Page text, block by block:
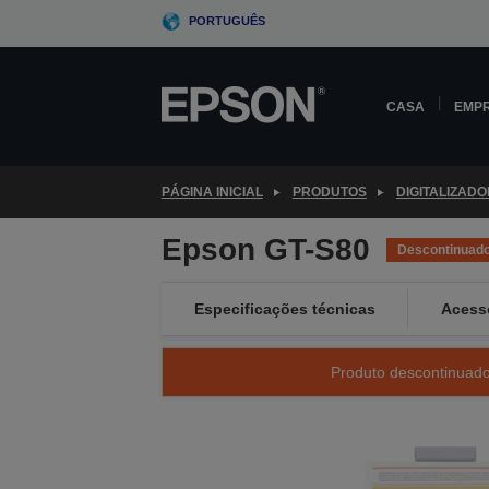
PORTUGUÊS
CASA
PÁGINA INICIAL PRODUTOS
Epson GT-S80
Especificações técnicas
Produto